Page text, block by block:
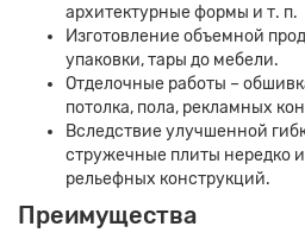
архитектурные формы и т. п.
Изготовление объемной
упаковки, тары до мебели.
Отделочные работы –
потолка, пола, рекламных
Вследствие улучшенной
стружечные плиты нередко
рельефных конструкций.
Преимущества